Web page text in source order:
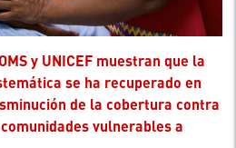
se ha recuperado en
de la cobertura contra
vulnerables a